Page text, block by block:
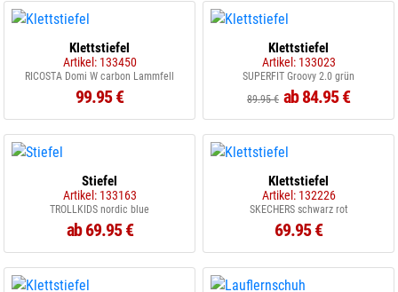
Klettstiefel
Artikel: 133450
RICOSTA Domi W carbon Lammfell
99.95 €
Klettstiefel
Artikel: 133023
SUPERFIT Groovy 2.0 grün
89.95 € ab 84.95 €
Stiefel
Artikel: 133163
TROLLKIDS nordic blue
ab 69.95 €
Klettstiefel
Artikel: 132226
SKECHERS schwarz rot
69.95 €